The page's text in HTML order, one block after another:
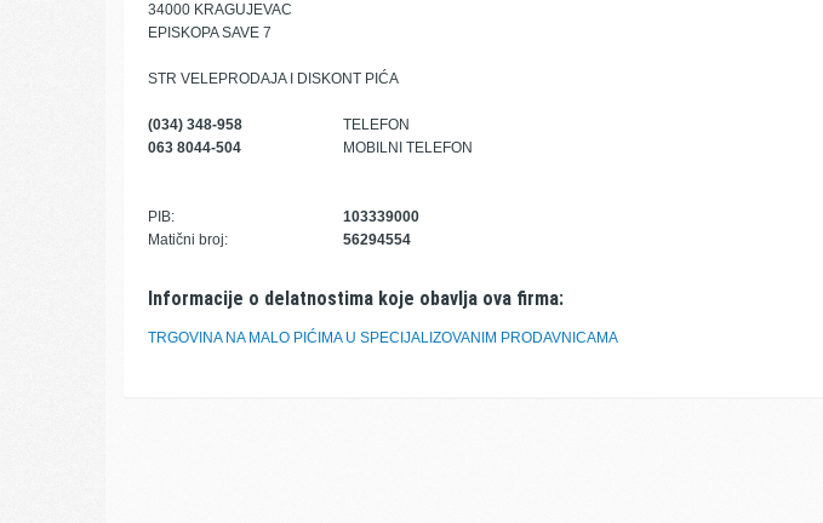
34000 KRAGUJEVAC
EPISKOPA SAVE 7
STR VELEPRODAJA I DISKONT PIĆA
(034) 348-958
TELEFON
063 8044-504
MOBILNI TELEFON
PIB:
103339000
Matični broj:
56294554
Informacije o delatnostima koje obavlja ova firma:
TRGOVINA NA MALO PIĆIMA U SPECIJALIZOVANIM PRODAVNICAMA